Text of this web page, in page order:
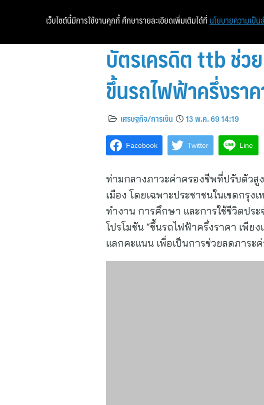
บัตรเครดิต ttb ช่ว
ขึ้นรถไฟฟ้าครึ่งรา
เศรษฐกิจ/การเงิน 13 พ.ค. 69 14:19
Facebook Twitter Line
ท่ามกลางภาวะค่าครองชีพที่ปรับตัวสู
เมือง โดยเฉพาะประชาชนในเขตกรุ
ทำงาน การศึกษา และการใช้ชีวิตปร
โปรโมชัน “ขึ้นรถไฟฟ้าครึ่งราคา เพี
แลกคะแนน เพื่อเป็นการช่วยลดภาร
เว็บไซต์นี้มีการใช้งานคุกกี้ ศึกษารายละเอียดเพิ่มเติมได้ที่ นโยบายความเป็น